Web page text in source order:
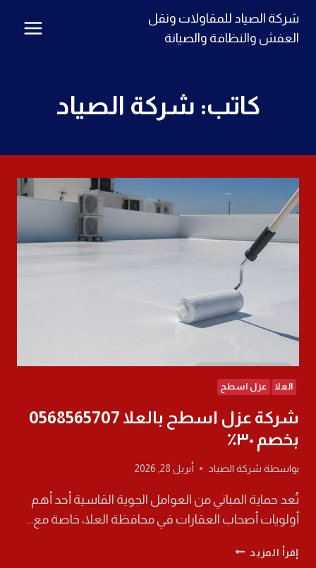
التجاوز
شركة الصياد للمقاولات ونقل
العفش والنظافة والصيانة
كاتب: شركة الصياد
العلا عزل اسطح
شركة عزل اسطح بالعلا 0568565707
بخصم ٣٠٪
بواسطة شركة الصياد أبريل 28, 2026
تُعد حماية المباني من العوامل الجوية القاسية أحد أهم
أولويات أصحاب العقارات في محافظة العلا، خاصة مع…
إقرأ المزيد شركة